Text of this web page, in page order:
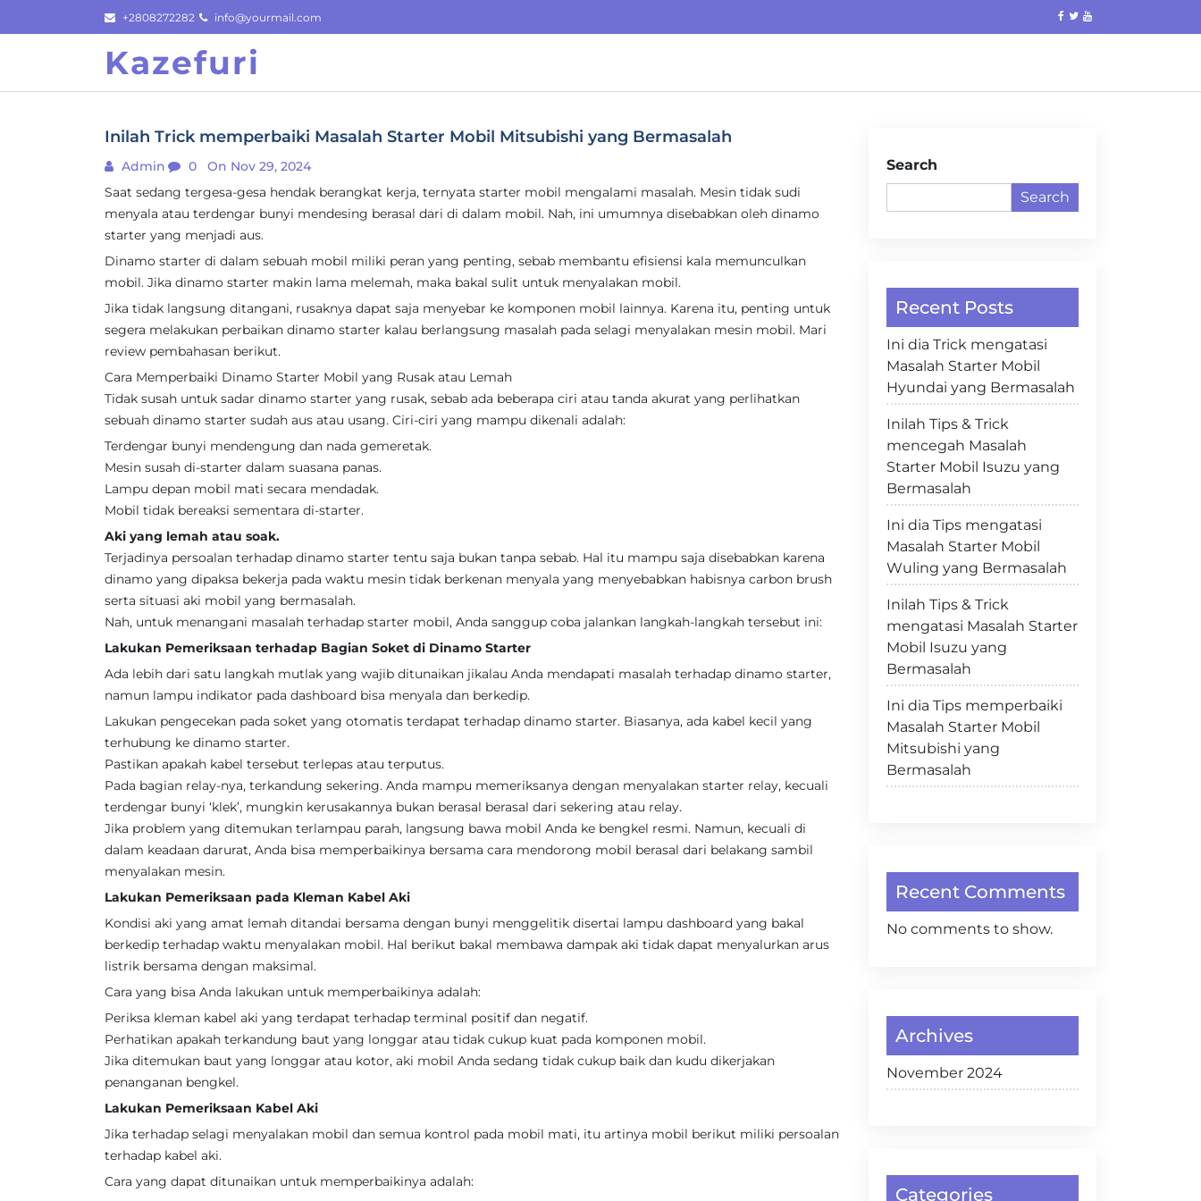
to
+2808272282 info@yourmail.com
Kazefuri
Inilah Trick memperbaiki Masalah Starter Mobil Mitsubishi yang Bermasalah
Admin 0
On Nov 29, 2024
Saat sedang tergesa-gesa hendak berangkat kerja, ternyata starter mobil mengalami masalah. Mesin tidak sudi
menyala atau terdengar bunyi mendesing berasal dari di dalam mobil. Nah, ini umumnya disebabkan oleh dinamo
starter yang menjadi aus.
Dinamo starter di dalam sebuah mobil miliki peran yang penting, sebab membantu efisiensi kala memunculkan
mobil. Jika dinamo starter makin lama melemah, maka bakal sulit untuk menyalakan mobil.
Jika tidak langsung ditangani, rusaknya dapat saja menyebar ke komponen mobil lainnya. Karena itu, penting untuk
segera melakukan perbaikan dinamo starter kalau berlangsung masalah pada selagi menyalakan mesin mobil. Mari
review pembahasan berikut.
Cara Memperbaiki Dinamo Starter Mobil yang Rusak atau Lemah
Tidak susah untuk sadar dinamo starter yang rusak, sebab ada beberapa ciri atau tanda akurat yang perlihatkan
sebuah dinamo starter sudah aus atau usang. Ciri-ciri yang mampu dikenali adalah:
Terdengar bunyi mendengung dan nada gemeretak.
Mesin susah di-starter dalam suasana panas.
Lampu depan mobil mati secara mendadak.
Mobil tidak bereaksi sementara di-starter.
Aki yang lemah atau soak.
Terjadinya persoalan terhadap dinamo starter tentu saja bukan tanpa sebab. Hal itu mampu saja disebabkan karena
dinamo yang dipaksa bekerja pada waktu mesin tidak berkenan menyala yang menyebabkan habisnya carbon brush
serta situasi aki mobil yang bermasalah.
Nah, untuk menangani masalah terhadap starter mobil, Anda sanggup coba jalankan langkah-langkah tersebut ini:
Lakukan Pemeriksaan terhadap Bagian Soket di Dinamo Starter
Ada lebih dari satu langkah mutlak yang wajib ditunaikan jikalau Anda mendapati masalah terhadap dinamo starter,
namun lampu indikator pada dashboard bisa menyala dan berkedip.
Lakukan pengecekan pada soket yang otomatis terdapat terhadap dinamo starter. Biasanya, ada kabel kecil yang
terhubung ke dinamo starter.
Pastikan apakah kabel tersebut terlepas atau terputus.
Pada bagian relay-nya, terkandung sekering. Anda mampu memeriksanya dengan menyalakan starter relay, kecuali
terdengar bunyi ‘klek’, mungkin kerusakannya bukan berasal berasal dari sekering atau relay.
Jika problem yang ditemukan terlampau parah, langsung bawa mobil Anda ke bengkel resmi. Namun, kecuali di
dalam keadaan darurat, Anda bisa memperbaikinya bersama cara mendorong mobil berasal dari belakang sambil
menyalakan mesin.
Lakukan Pemeriksaan pada Kleman Kabel Aki
Kondisi aki yang amat lemah ditandai bersama dengan bunyi menggelitik disertai lampu dashboard yang bakal
berkedip terhadap waktu menyalakan mobil. Hal berikut bakal membawa dampak aki tidak dapat menyalurkan arus
listrik bersama dengan maksimal.
Cara yang bisa Anda lakukan untuk memperbaikinya adalah:
Periksa kleman kabel aki yang terdapat terhadap terminal positif dan negatif.
Perhatikan apakah terkandung baut yang longgar atau tidak cukup kuat pada komponen mobil.
Jika ditemukan baut yang longgar atau kotor, aki mobil Anda sedang tidak cukup baik dan kudu dikerjakan
penanganan bengkel.
Lakukan Pemeriksaan Kabel Aki
Jika terhadap selagi menyalakan mobil dan semua kontrol pada mobil mati, itu artinya mobil berikut miliki persoalan
terhadap kabel aki.
Cara yang dapat ditunaikan untuk memperbaikinya adalah:
Search
Search
Recent Posts
Ini dia Trick mengatasi
Masalah Starter Mobil
Hyundai yang Bermasalah
Inilah Tips & Trick
mencegah Masalah
Starter Mobil Isuzu yang
Bermasalah
Ini dia Tips mengatasi
Masalah Starter Mobil
Wuling yang Bermasalah
Inilah Tips & Trick
mengatasi Masalah Starter
Mobil Isuzu yang
Bermasalah
Ini dia Tips memperbaiki
Masalah Starter Mobil
Mitsubishi yang
Bermasalah
Recent Comments
No comments to show.
Archives
November 2024
Categories